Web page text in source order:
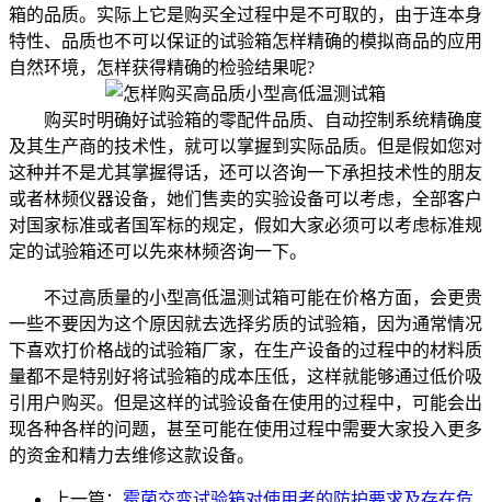
箱的品质。实际上它是购买全过程中是不可取的，由于连本身
特性、品质也不可以保证的试验箱怎样精确的模拟商品的应用
自然环境，怎样获得精确的检验结果呢?
购买时明确好试验箱的零配件品质、自动控制系统精确度
及其生产商的技术性，就可以掌握到实际品质。但是假如您对
这种并不是尤其掌握得话，还可以咨询一下承担技术性的朋友
或者林频仪器设备，她们售卖的实验设备可以考虑，全部客户
对国家标准或者国军标的规定，假如大家必须可以考虑标准规
定的试验箱还可以先來林频咨询一下。
不过高质量的小型高低温测试箱可能在价格方面，会更贵
一些不要因为这个原因就去选择劣质的试验箱，因为通常情况
下喜欢打价格战的试验箱厂家，在生产设备的过程中的材料质
量都不是特别好将试验箱的成本压低，这样就能够通过低价吸
引用户购买。但是这样的试验设备在使用的过程中，可能会出
现各种各样的问题，甚至可能在使用过程中需要大家投入更多
的资金和精力去维修这款设备。